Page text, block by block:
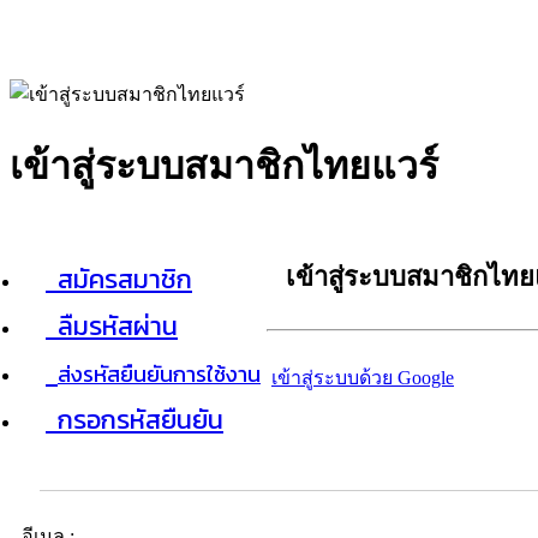
เข้าสู่ระบบสมาชิกไทยแวร์
สมัครสมาชิก
ลืมรหัสผ่าน
ส่งรหัสยืนยันการใช้งาน
กรอกรหัสยืนยัน
เข้าสู่ระบบสมาชิกไท
เข้าสู่ระบบด้วย Google